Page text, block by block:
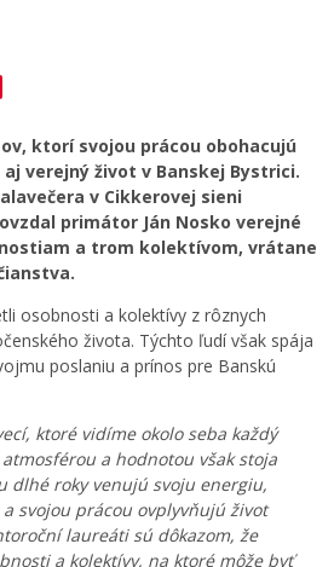
ktorí svojou prácou obohacujú
verejný život v Banskej Bystrici.
v Cikkerovej sieni
primátor Ján Nosko verejné
a trom kolektívom, vrátane
osobnosti a kolektívy z rôznych
života. Týchto ľudí však spája
poslaniu a prínos pre Banskú
ktoré vidíme okolo seba každý
a hodnotou však stoja
dlhé roky venujú svoju energiu,
svojou prácou ovplyvňujú život
laureáti sú dôkazom, že
a kolektívy, na ktoré môže byť